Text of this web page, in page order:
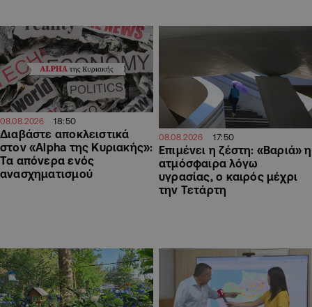
08.08.2026 18:50
Διαβάστε αποκλειστικά
στον «Alpha της Κυριακής»:
Τα απόνερα ενός
ανασχηματισμού
08.08.2026 17:50
Επιμένει η ζέστη: «Βαριά» η
ατμόσφαιρα λόγω
υγρασίας, ο καιρός μέχρι
την Τετάρτη